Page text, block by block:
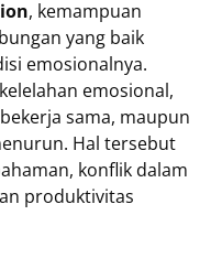
, kemampuan
yang baik
emosionalnya.
emosional,
sama, maupun
Hal tersebut
konflik dalam
produktivitas